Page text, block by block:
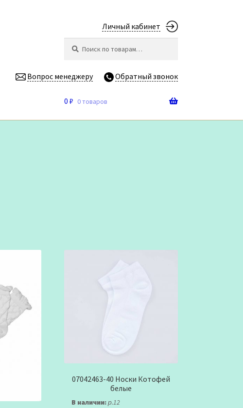
Личный кабинет
Вопрос менеджеру Обратный звонок
0 ₽ 0 товаров
07042463-40 Носки Котофей
белые
В наличии:р.12